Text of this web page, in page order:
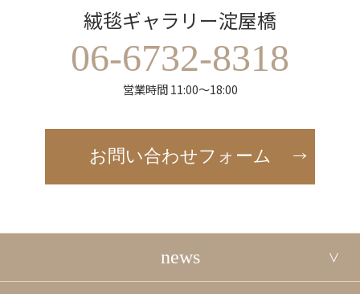
絨毯ギャラリー淀屋橋
06-6732-8318
営業時間 11:00～18:00
お問い合わせフォーム
news